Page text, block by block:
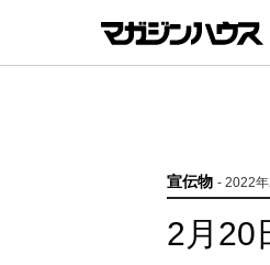
宣伝物 - 2022
2月20